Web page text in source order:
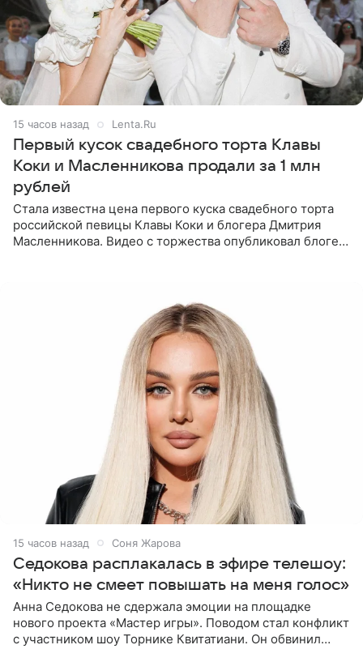
15 часов назад Lenta.Ru
Первый кусок свадебного торта Клавы
Коки и Масленникова продали за 1 млн
рублей
Стала известна цена первого куска свадебного торта
российской певицы Клавы Коки и блогера Дмитрия
Масленникова. Видео с торжества опубликовал блогер
15 часов назад Соня Жарова
Седокова расплакалась в эфире телешоу:
«Никто не смеет повышать на меня голос»
Анна Седокова не сдержала эмоции на площадке
нового проекта «Мастер игры». Поводом стал конфликт
с участником шоу Торнике Квитатиани. Он обвинил